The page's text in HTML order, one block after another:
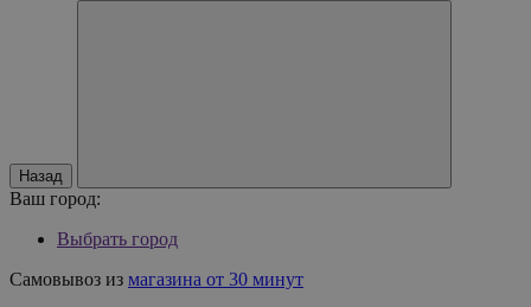
Назад
Ваш город:
Выбрать город
Самовывоз из магазина от 30 минут